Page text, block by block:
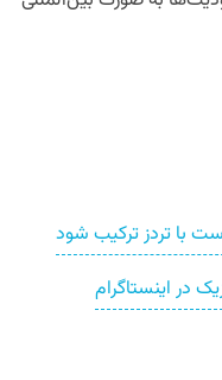
با تردز ترکیب شود
در اینستاگرام